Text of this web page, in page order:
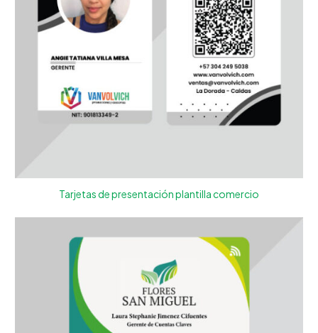
Tarjetas de presentación plantilla comercio